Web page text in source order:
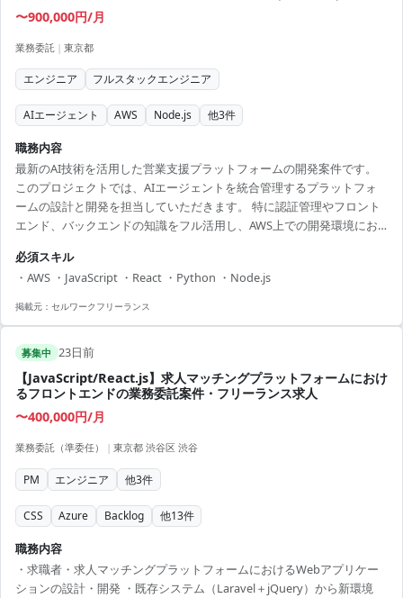
〜900,000円/月
業務委託 | 東京都
エンジニア フルスタックエンジニア
AIエージェント AWS Node.js 他3件
職務内容
最新のAI技術を活用した営業支援プラットフォームの開発案件です。
このプロジェクトでは、AIエージェントを統合管理するプラットフォ
ームの設計と開発を担当していただきます。 特に認証管理やフロント
エンド、バックエンドの知識をフル活用し、AWS上での開発環境にお
共同開発であり、高度な技術スキルが求められます。 また、サービス
のアーキテクチャ設計やAPI開発経験を活かして挑戦できる重要なポジ
ションです。 フルリモートが可能であり、働く時間にも柔軟性があり
必須スキル
・AWS ・JavaScript ・React ・Python ・Node.js
掲載元： セルワークフリーランス
募集中 23日前
【JavaScript/React.js】求人マッチングプラットフォームにおけ
るフロントエンドの業務委託案件・フリーランス求人
〜400,000円/月
業務委託（準委任） | 東京都 渋谷区 渋谷
PM エンジニア 他3件
CSS Azure Backlog 他13件
職務内容
・求職者・求人マッチングプラットフォームにおけるWebアプリケー
ションの設計・開発 ・既存システム（Laravel＋jQuery）から新環境